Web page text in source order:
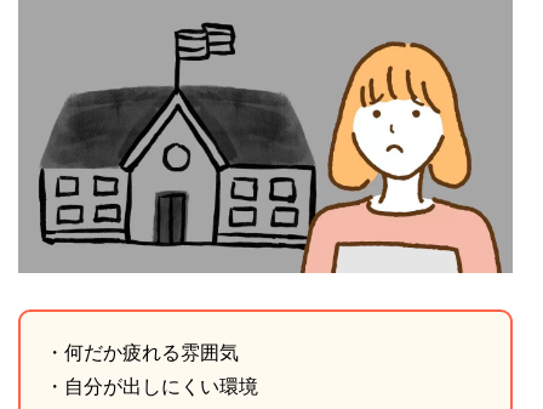
・何だか疲れる雰囲気
・自分が出しにくい環境